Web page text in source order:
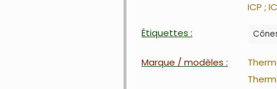
ICP ;
Étiquettes :
Marque / modèles :